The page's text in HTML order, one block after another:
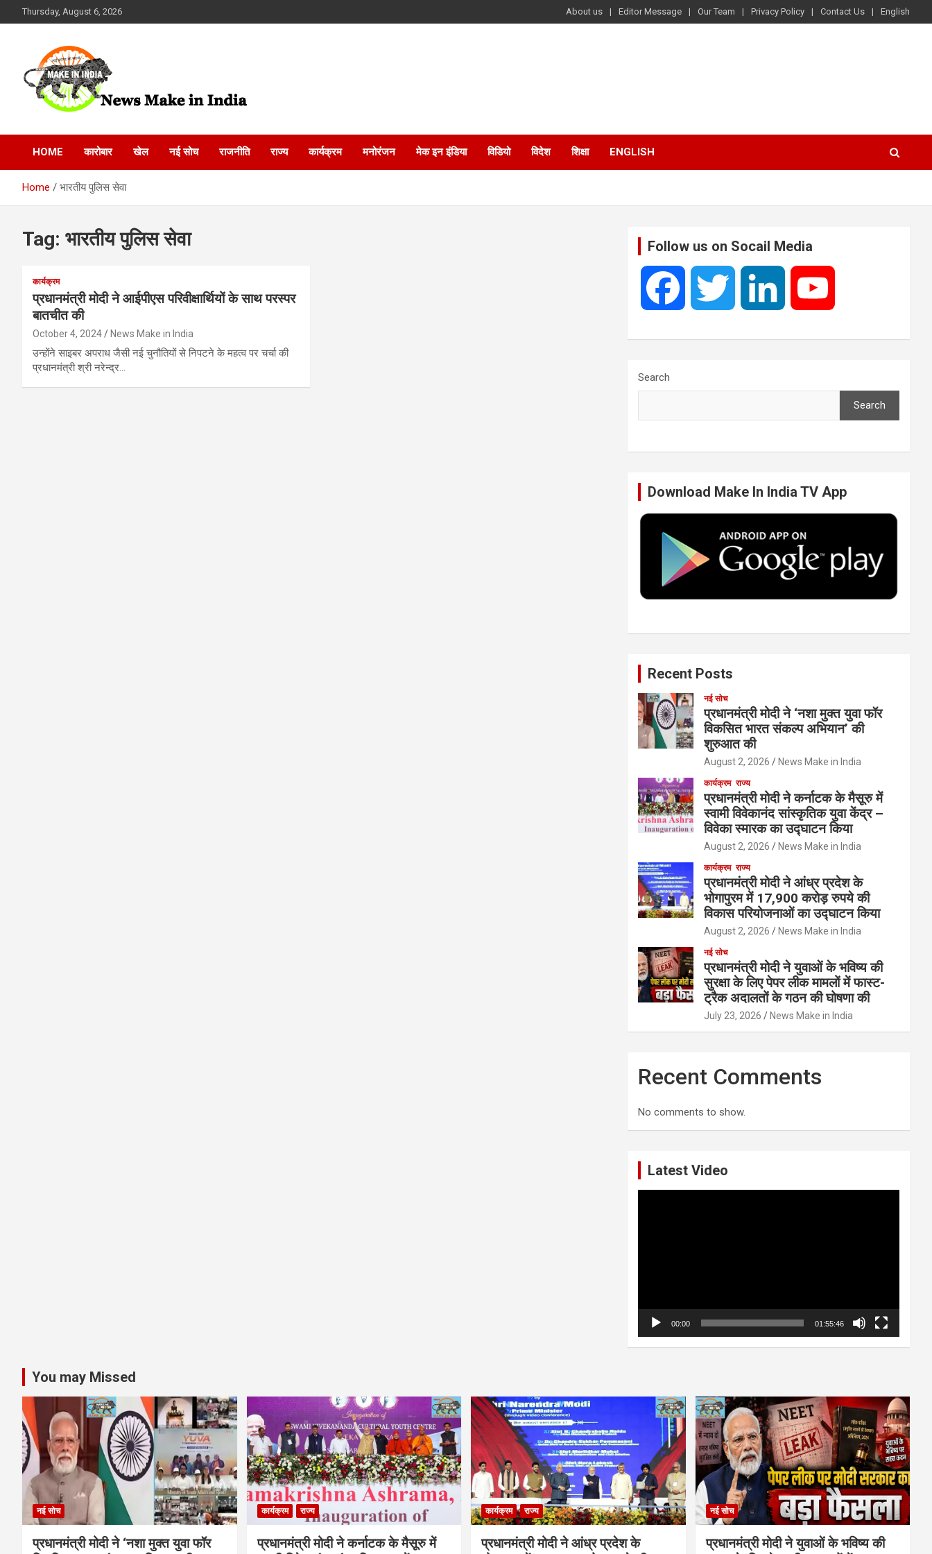
to
Thursday, August 6, 2026 About us Editor Message Our Team Privacy Policy Contact Us English
News Make In india
HOME कारोबार खेल नई सोच राजनीति राज्य कार्यक्रम मनोरंजन मेक इन इंडिया विडियो विदेश शिक्षा ENGLISH
Home भारतीय पुलिस सेवा
Tag: भारतीय पुलिस सेवा
कार्यक्रम
प्रधानमंत्री मोदी ने आईपीएस परिवीक्षार्थियों के साथ परस्पर
बातचीत की
October 4, 2024 News Make in India
उन्होंने साइबर अपराध जैसी नई चुनौतियों से निपटने के महत्व पर चर्चा की
प्रधानमंत्री श्री नरेन्द्र…
Follow us on Socail Media
e
o
k
t
r
k
I
n
T
e
Search
Search
Download Make In India TV App
Recent Posts
नई सोच
प्रधानमंत्री मोदी ने ‘नशा मुक्त युवा फॉर
विकसित भारत संकल्प अभियान’ की
शुरुआत की
August 2, 2026 News Make in India
कार्यक्रम राज्य
प्रधानमंत्री मोदी ने कर्नाटक के मैसूरु में
स्वामी विवेकानंद सांस्कृतिक युवा केंद्र –
विवेका स्मारक का उद्घाटन किया
August 2, 2026 News Make in India
कार्यक्रम राज्य
प्रधानमंत्री मोदी ने आंध्र प्रदेश के
भोगापुरम में 17,900 करोड़ रुपये की
विकास परियोजनाओं का उद्घाटन किया
August 2, 2026 News Make in India
नई सोच
प्रधानमंत्री मोदी ने युवाओं के भविष्य की
सुरक्षा के लिए पेपर लीक मामलों में फास्ट-
ट्रैक अदालतों के गठन की घोषणा की
July 23, 2026 News Make in India
Recent Comments
No comments to show.
Latest Video
00:00 01:55:46
You may Missed
नई सोच
प्रधानमंत्री मोदी ने ‘नशा मुक्त युवा फॉर
कार्यक्रम राज्य
प्रधानमंत्री मोदी ने कर्नाटक के मैसूरु में
कार्यक्रम राज्य
प्रधानमंत्री मोदी ने आंध्र प्रदेश के
नई सोच
प्रधानमंत्री मोदी ने युवाओं के भविष्य की